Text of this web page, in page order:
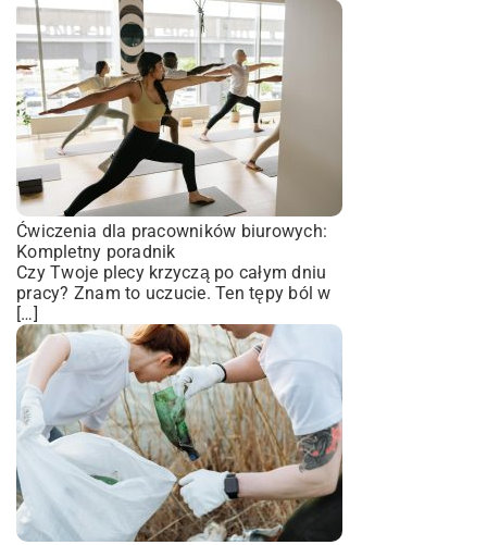
Ćwiczenia dla pracowników biurowych:
Kompletny poradnik
Czy Twoje plecy krzyczą po całym dniu
pracy? Znam to uczucie. Ten tępy ból w
[…]